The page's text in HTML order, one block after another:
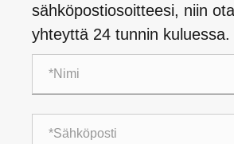
sähköpostiosoitteesi, niin
yhteyttä 24 tunnin kuluessa.